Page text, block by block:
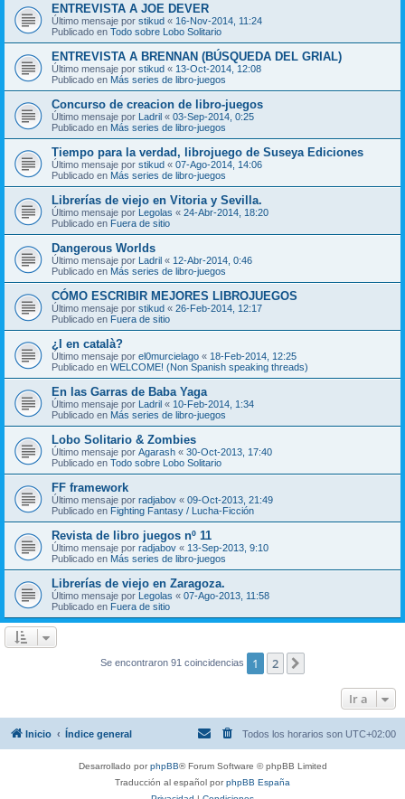
ENTREVISTA A JOE DEVER
Último mensaje por stikud « 16-Nov-2014, 11:24
Publicado en Todo sobre Lobo Solitario
ENTREVISTA A BRENNAN (BÚSQUEDA DEL GRIAL)
Último mensaje por stikud « 13-Oct-2014, 12:08
Publicado en Más series de libro-juegos
Concurso de creacion de libro-juegos
Último mensaje por Ladril « 03-Sep-2014, 0:25
Publicado en Más series de libro-juegos
Tiempo para la verdad, librojuego de Suseya Ediciones
Último mensaje por stikud « 07-Ago-2014, 14:06
Publicado en Más series de libro-juegos
Librerías de viejo en Vitoria y Sevilla.
Último mensaje por Legolas « 24-Abr-2014, 18:20
Publicado en Fuera de sitio
Dangerous Worlds
Último mensaje por Ladril « 12-Abr-2014, 0:46
Publicado en Más series de libro-juegos
CÓMO ESCRIBIR MEJORES LIBROJUEGOS
Último mensaje por stikud « 26-Feb-2014, 12:17
Publicado en Fuera de sitio
¿I en català?
Último mensaje por el0murcielago « 18-Feb-2014, 12:25
Publicado en WELCOME! (Non Spanish speaking threads)
En las Garras de Baba Yaga
Último mensaje por Ladril « 10-Feb-2014, 1:34
Publicado en Más series de libro-juegos
Lobo Solitario & Zombies
Último mensaje por Agarash « 30-Oct-2013, 17:40
Publicado en Todo sobre Lobo Solitario
FF framework
Último mensaje por radjabov « 09-Oct-2013, 21:49
Publicado en Fighting Fantasy / Lucha-Ficción
Revista de libro juegos nº 11
Último mensaje por radjabov « 13-Sep-2013, 9:10
Publicado en Más series de libro-juegos
Librerías de viejo en Zaragoza.
Último mensaje por Legolas « 07-Ago-2013, 11:58
Publicado en Fuera de sitio
Se encontraron 91 coincidencias 1 2
Ir a
Inicio Índice general Todos los horarios son UTC+02:00
Desarrollado porphpBB® Forum Software © phpBB Limited
Traducción al español porphpBB España